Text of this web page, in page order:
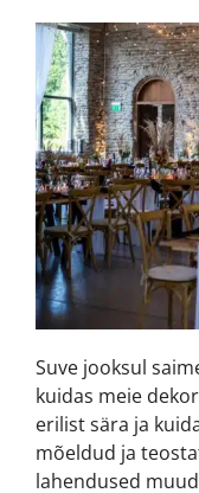
Suve jooksul
kuidas meie
erilist sära ja
mõeldud ja
lahendused